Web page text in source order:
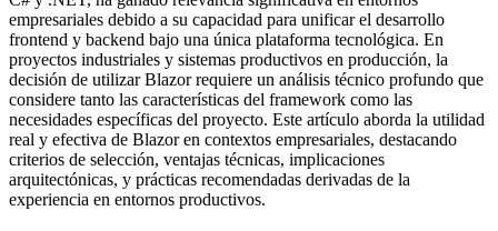
empresariales debido a su capacidad para unificar el desarrollo
frontend y backend bajo una única plataforma tecnológica. En
proyectos industriales y sistemas productivos en producción, la
decisión de utilizar Blazor requiere un análisis técnico profundo que
considere tanto las características del framework como las
necesidades específicas del proyecto. Este artículo aborda la utilidad
real y efectiva de Blazor en contextos empresariales, destacando
criterios de selección, ventajas técnicas, implicaciones
arquitectónicas, y prácticas recomendadas derivadas de la
experiencia en entornos productivos.